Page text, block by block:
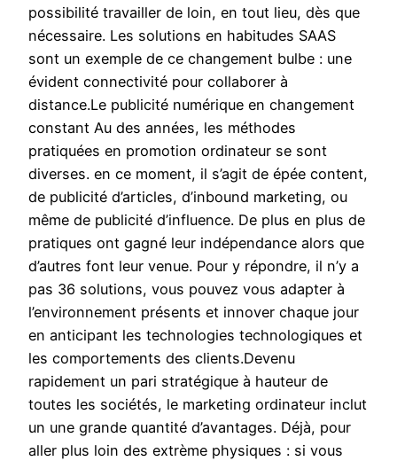
possibilité travailler de loin, en tout lieu, dès que
nécessaire. Les solutions en habitudes SAAS
sont un exemple de ce changement bulbe : une
évident connectivité pour collaborer à
distance.Le publicité numérique en changement
constant Au des années, les méthodes
pratiquées en promotion ordinateur se sont
diverses. en ce moment, il s’agit de épée content,
de publicité d’articles, d’inbound marketing, ou
même de publicité d’influence. De plus en plus de
pratiques ont gagné leur indépendance alors que
d’autres font leur venue. Pour y répondre, il n’y a
pas 36 solutions, vous pouvez vous adapter à
l’environnement présents et innover chaque jour
en anticipant les technologies technologiques et
les comportements des clients.Devenu
rapidement un pari stratégique à hauteur de
toutes les sociétés, le marketing ordinateur inclut
un une grande quantité d’avantages. Déjà, pour
aller plus loin des extrème physiques : si vous